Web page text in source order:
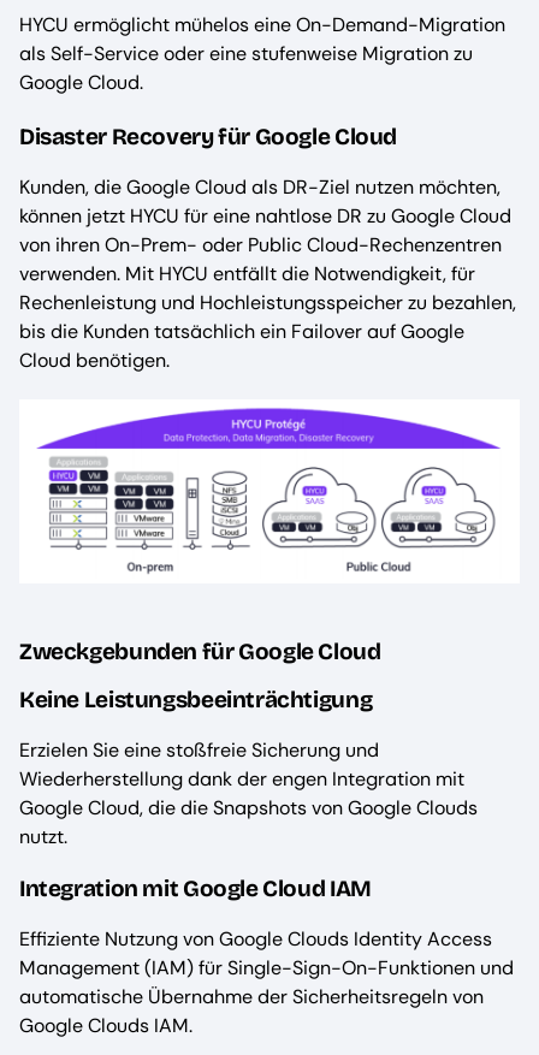
HYCU ermöglicht mühelos eine On-Demand-Migration
als Self-Service oder eine stufenweise Migration zu
Google Cloud.
Disaster Recovery für Google Cloud
Kunden, die Google Cloud als DR-Ziel nutzen möchten,
können jetzt HYCU für eine nahtlose DR zu Google Cloud
von ihren On-Prem- oder Public Cloud-Rechenzentren
verwenden. Mit HYCU entfällt die Notwendigkeit, für
Rechenleistung und Hochleistungsspeicher zu bezahlen,
bis die Kunden tatsächlich ein Failover auf Google
Cloud benötigen.
Zweckgebunden für Google Cloud
Keine Leistungsbeeinträchtigung
Erzielen Sie eine stoßfreie Sicherung und
Wiederherstellung dank der engen Integration mit
Google Cloud, die die Snapshots von Google Clouds
nutzt.
Integration mit Google Cloud IAM
Effiziente Nutzung von Google Clouds Identity Access
Management (IAM) für Single-Sign-On-Funktionen und
automatische Übernahme der Sicherheitsregeln von
Google Clouds IAM.